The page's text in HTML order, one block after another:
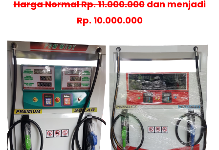
Harga Normal Rp. 11.000.000dan menjadi
Rp. 10.000.000